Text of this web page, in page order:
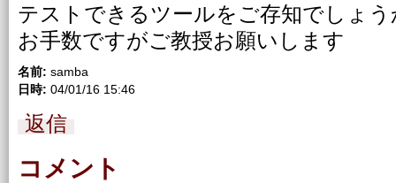
テストできるツールをご存知でしょう
お手数ですがご教授お願いします
名前: samba
日時: 04/01/16 15:46
返信
コメント